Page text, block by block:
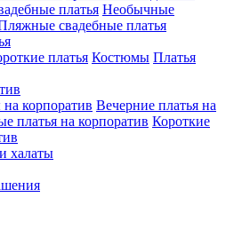
платья Необычные
свадебные платья
платья Костюмы Платья
корпоратив Вечерние платья на
платья на корпоратив Короткие
халаты